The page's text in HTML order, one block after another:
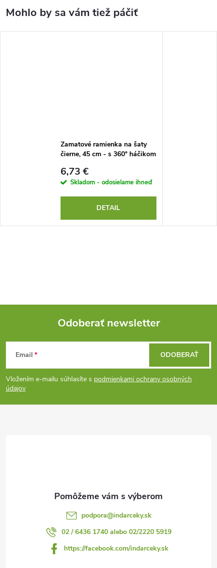
Zamatové ramienka na šaty
čierne, 45 cm - s 360° háčikom
6,73 €
Skladom - odosielame ihneď
DETAIL
Z
á
p
Odoberať newsletter
Email
Vložením e-mailu súhlasíte s podmienkami ochrany osobných
údajov
ODOBERAŤ
podpora@indarceky.sk
02 / 6436 1740 alebo 02/2220 5919
https://facebook.com/indarceky.sk